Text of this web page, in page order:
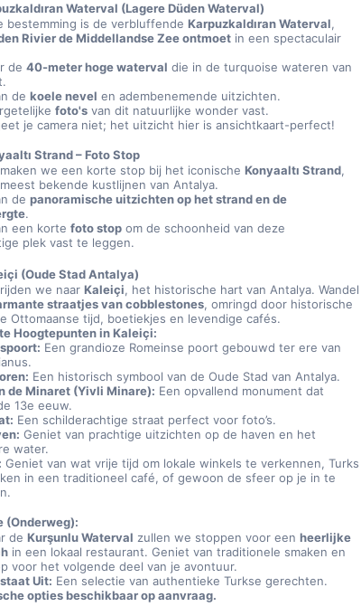
Waterval (Lagere Düden Waterval)
bestemming is de verbluffende Karpuzkaldıran Waterval,
Rivier de Middellandse Zee ontmoet in een spectaculair
de 40-meter hoge waterval die in de turquoise wateren van
de koele nevel en adembenemende uitzichten.
foto's van dit natuurlijke wonder vast.
je camera niet; het uitzicht hier is ansichtkaart-perfect!
Strand – Foto Stop
we een korte stop bij het iconische Konyaaltı Strand,
bekende kustlijnen van Antalya.
de panoramische uitzichten op het strand en de
.
een korte foto stop om de schoonheid van deze
plek vast te leggen.
(Oude Stad Antalya)
we naar Kaleiçi, het historische hart van Antalya. Wandel
straatjes van cobblestones, omringd door historische
Ottomaanse tijd, boetiekjes en levendige cafés.
Hoogtepunten in Kaleiçi:
Een grandioze Romeinse poort gebouwd ter ere van
Een historisch symbool van de Oude Stad van Antalya.
de Minaret (Yivli Minare): Een opvallend monument dat
13e eeuw.
Een schilderachtige straat perfect voor foto’s.
Geniet van prachtige uitzichten op de haven en het
water.
Geniet van wat vrije tijd om lokale winkels te verkennen, Turks
in een traditioneel café, of gewoon de sfeer op je in te
(Onderweg):
de Kurşunlu Waterval zullen we stoppen voor een heerlijke
in een lokaal restaurant. Geniet van traditionele smaken en
voor het volgende deel van je avontuur.
Uit: Een selectie van authentieke Turkse gerechten.
opties beschikbaar op aanvraag.